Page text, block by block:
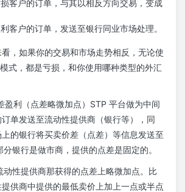
客户的订单，与其以相反方向交易，变成
客户的订单，发送至银行同业市场处理。
，如果你的交易和市场走势相反，无论使
式，都是亏损，和你使用哪种类型的外汇
盈利（点差略微加点）STP 平台做为中间
单发送至流动性提供商（银行等），同
的银行将买卖价差（点差）等信息发送至
银行是做市商，提供的点差是固定的。
动性提供商那获得的点差上略微加点。比
供商中提供的最低卖价上加上一点或半点